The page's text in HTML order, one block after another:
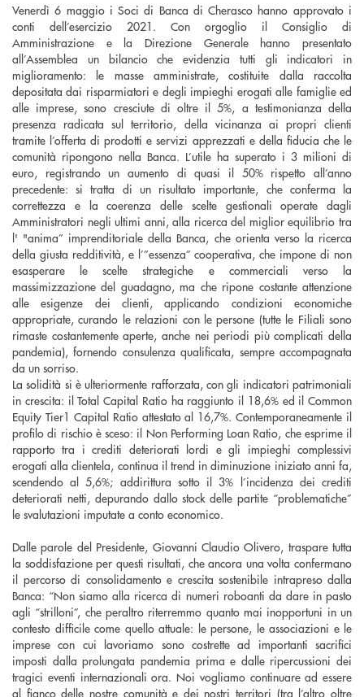
Venerdì 6 maggio i Soci di Banca di Cherasco hanno approvato i
conti dell’esercizio 2021. Con orgoglio il Consiglio di
Amministrazione e la Direzione Generale hanno presentato
all’Assemblea un bilancio che evidenzia tutti gli indicatori in
miglioramento: le masse amministrate, costituite dalla raccolta
depositata dai risparmiatori e degli impieghi erogati alle famiglie ed
alle imprese, sono cresciute di oltre il 5%, a testimonianza della
presenza radicata sul territorio, della vicinanza ai propri clienti
tramite l’offerta di prodotti e servizi apprezzati e della fiducia che le
comunità ripongono nella Banca. L’utile ha superato i 3 milioni di
euro, registrando un aumento di quasi il 50% rispetto all’anno
precedente: si tratta di un risultato importante, che conferma la
correttezza e la coerenza delle scelte gestionali operate dagli
Amministratori negli ultimi anni, alla ricerca del miglior equilibrio tra
l' "anima” imprenditoriale della Banca, che orienta verso la ricerca
della giusta redditività, e l’”essenza” cooperativa, che impone di non
esasperare le scelte strategiche e commerciali verso la
massimizzazione del guadagno, ma che ripone costante attenzione
alle esigenze dei clienti, applicando condizioni economiche
appropriate, curando le relazioni con le persone (tutte le Filiali sono
rimaste costantemente aperte, anche nei periodi più complicati della
pandemia), fornendo consulenza qualificata, sempre accompagnata
da un sorriso.
La solidità si è ulteriormente rafforzata, con gli indicatori patrimoniali
in crescita: il Total Capital Ratio ha raggiunto il 18,6% ed il Common
Equity Tier1 Capital Ratio attestato al 16,7%. Contemporaneamente il
profilo di rischio è sceso: il Non Performing Loan Ratio, che esprime il
rapporto tra i crediti deteriorati lordi e gli impieghi complessivi
erogati alla clientela, continua il trend in diminuzione iniziato anni fa,
scendendo al 5,6%; addirittura sotto il 3% l’incidenza dei crediti
deteriorati netti, depurando dallo stock delle partite “problematiche”
le svalutazioni imputate a conto economico.
Dalle parole del Presidente, Giovanni Claudio Olivero, traspare tutta
la soddisfazione per questi risultati, che ancora una volta confermano
il percorso di consolidamento e crescita sostenibile intrapreso dalla
Banca: “Non siamo alla ricerca di numeri roboanti da dare in pasto
agli “strilloni”, che peraltro riterremmo quanto mai inopportuni in un
contesto difficile come quello attuale: le persone, le associazioni e le
imprese con cui lavoriamo sono costrette ad importanti sacrifici
imposti dalla prolungata pandemia prima e dalle ripercussioni dei
tragici eventi internazionali ora. Noi vogliamo continuare ad essere
al fianco delle nostre comunità e dei nostri territori (tra l’altro oltre